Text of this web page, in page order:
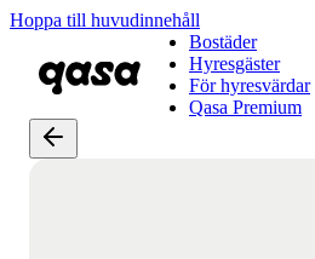
Hoppa till huvudinnehåll
Bostäder
Hyresgäster
För hyresvärdar
Qasa Premium